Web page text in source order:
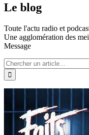
Le blog
Toute l'actu radio et
Une agglomération des
Message